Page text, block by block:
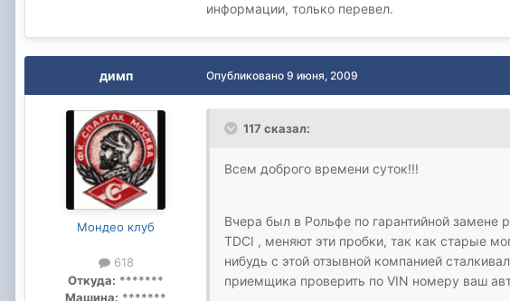
информации, только перевел.
димп
Мондео клуб
618
Откуда: *******
Машина: *******
Опубликовано 9 июня, 2009
117 сказал:
Всем доброго времени суток!!!
Вчера был в Рольфе по гарантийной замене
TDCI , меняют эти пробки, так как старые
нибудь с этой отзывной компанией
приемщика проверить по VIN номеру ваш